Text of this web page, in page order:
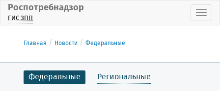
Роспотребнадзор
ГИС ЗПП
Главная Новости Федеральные
Федеральные Региональные